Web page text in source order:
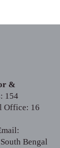
&
154
Office: 16
Bengal